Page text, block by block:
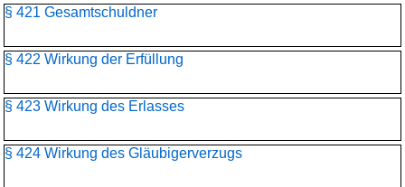
§ 421 Gesamtschuldner
§ 422 Wirkung der Erfüllung
§ 423 Wirkung des Erlasses
§ 424 Wirkung des Gläubigerverzugs